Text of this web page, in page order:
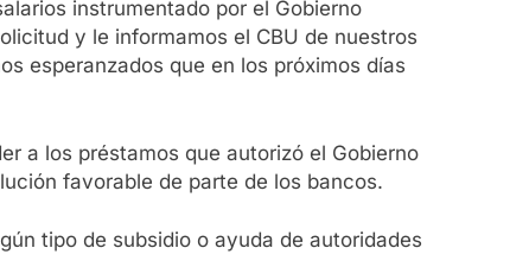
instrumentado por el Gobierno
y le informamos el CBU de nuestros
esperanzados que en los próximos días
a los préstamos que autorizó el Gobierno
favorable de parte de los bancos.
tipo de subsidio o ayuda de autoridades